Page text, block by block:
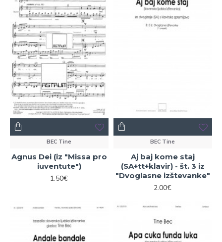
BEC Tine
Agnus Dei (iz "Missa pro
iuventute")
1.50€
BEC Tine
Aj baj kome staj
(SA+tt+klavir) - št. 3 iz
"Dvoglasne izštevanke"
2.00€